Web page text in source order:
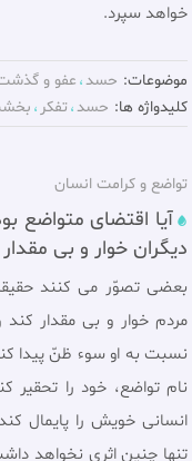
خواهد سپرد.
موضوعات: حسد عفو و
کلیدواژه ها: حسد تفكر
تواضع و كرامت انسان
آيا اقتضای متواضع
ديگران خوار و بى
بعضى تصوّر مى كنند
مردم خوار و بى مقدار كند
نسبت به او سوء ظنّ پيدا
نام تواضع، خود را
انسانى خويش را پايمال
تنها چنين اثرى نخواهد